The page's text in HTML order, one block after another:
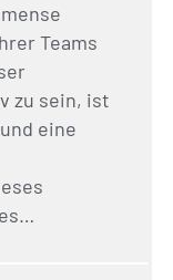
Teams
zu sein, ist
eine